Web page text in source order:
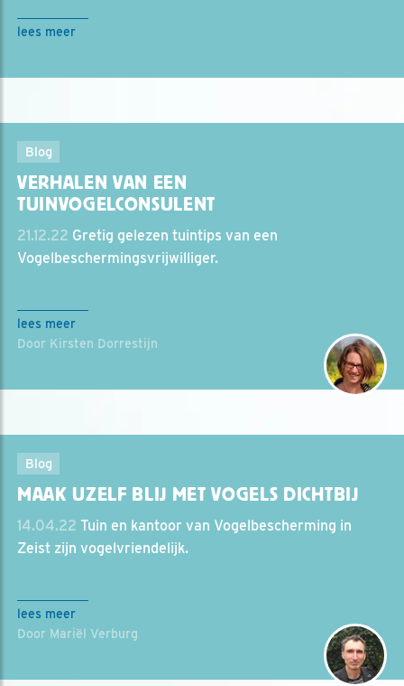
lees meer
Blog
VERHALEN VAN EEN
TUINVOGELCONSULENT
21.12.22 Gretig gelezen tuintips van een
Vogelbeschermingsvrijwilliger.
lees meer
Door Kirsten Dorrestijn
Blog
MAAK UZELF BLIJ MET VOGELS DICHTBIJ
14.04.22 Tuin en kantoor van Vogelbescherming in
Zeist zijn vogelvriendelijk.
lees meer
Door Mariël Verburg